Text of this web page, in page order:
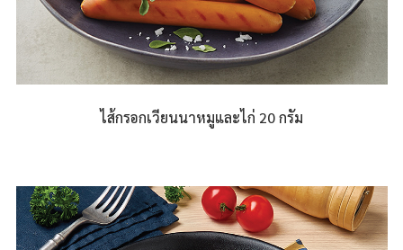
ไส้กรอกเวียนนาหมูและไก่ 20 กรัม